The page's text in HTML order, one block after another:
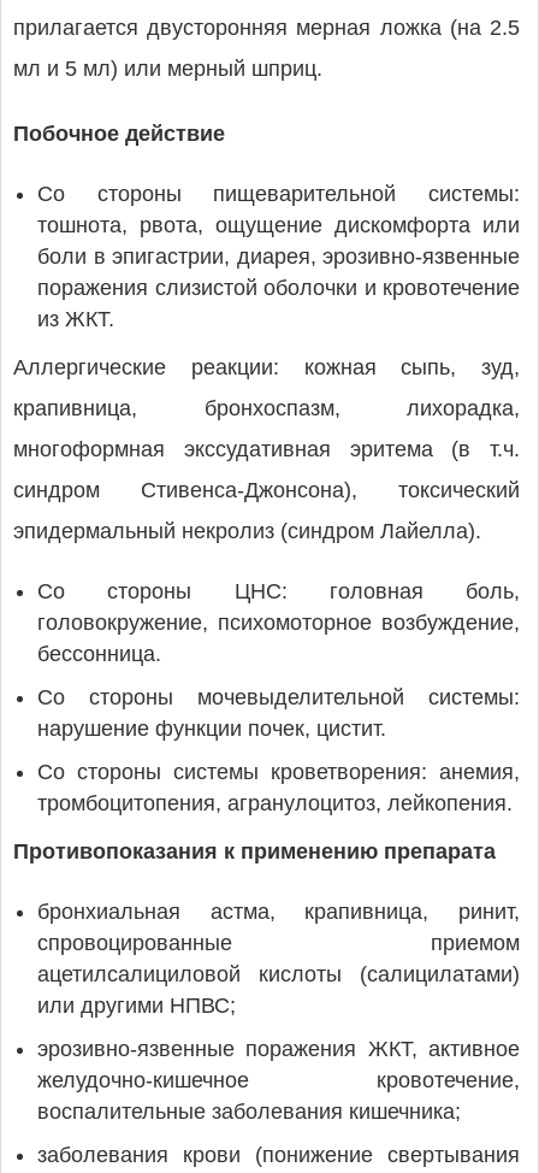
прилагается двусторонняя мерная ложка (на 2.5
мл и 5 мл) или мерный шприц.
Побочное действие
Со стороны пищеварительной системы:
тошнота, рвота, ощущение дискомфорта или
боли в эпигастрии, диарея, эрозивно-язвенные
поражения слизистой оболочки и кровотечение
из ЖКТ.
Аллергические реакции: кожная сыпь, зуд,
крапивница, бронхоспазм, лихорадка,
многоформная экссудативная эритема (в т.ч.
синдром Стивенса-Джонсона), токсический
эпидермальный некролиз (синдром Лайелла).
Со стороны ЦНС: головная боль,
головокружение, психомоторное возбуждение,
бессонница.
Со стороны мочевыделительной системы:
нарушение функции почек, цистит.
Со стороны системы кроветворения: анемия,
тромбоцитопения, агранулоцитоз, лейкопения.
Противопоказания к применению препарата
бронхиальная астма, крапивница, ринит,
спровоцированные приемом
ацетилсалициловой кислоты (салицилатами)
или другими НПВС;
эрозивно-язвенные поражения ЖКТ, активное
желудочно-кишечное кровотечение,
воспалительные заболевания кишечника;
заболевания крови (понижение свертывания